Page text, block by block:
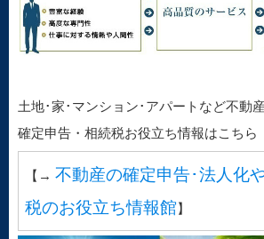
土地･家･マンション･アパートなど不動
確定申告・相続税お役立ち情報はこちら
【→ 不動産の確定申告･法人化
税のお役立ち情報館】